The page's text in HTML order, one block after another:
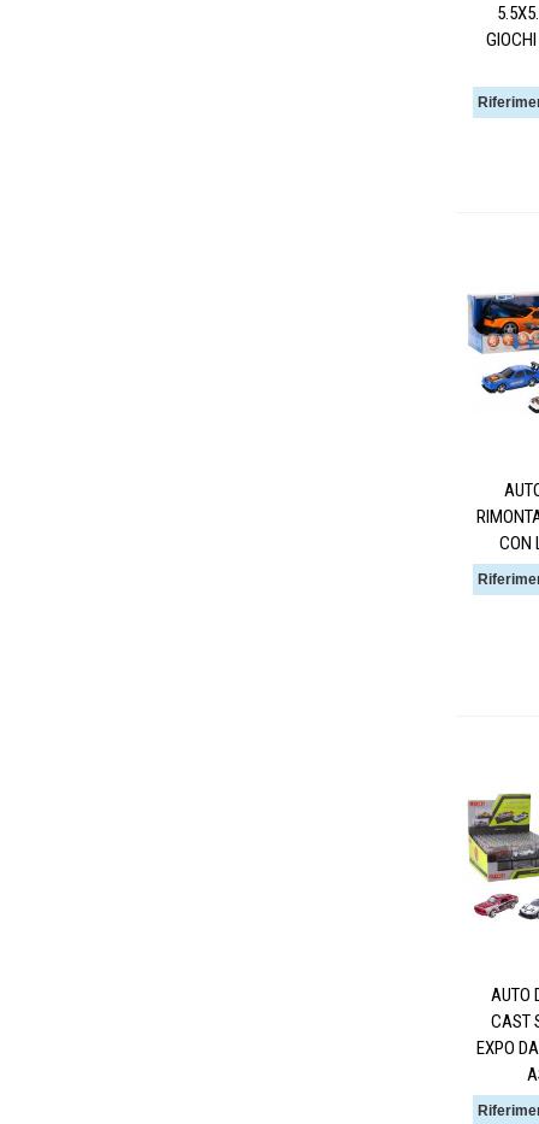
CON
AUTO
CAST
EXPO